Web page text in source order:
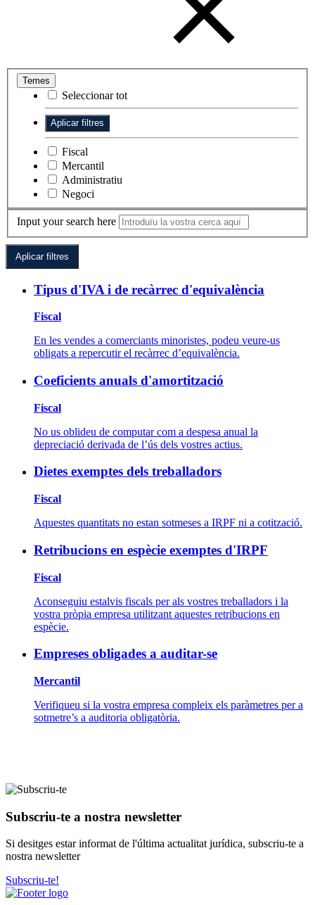
Temes
Seleccionar tot
Fiscal
Mercantil
Administratiu
Negoci
Input your search here
Tipus d'IVA i de recàrrec d'equivalència
Fiscal
En les vendes a comerciants minoristes, podeu veure-us
obligats a repercutir el recàrrec d’equivalència.
Coeficients anuals d'amortització
Fiscal
No us oblideu de computar com a despesa anual la
depreciació derivada de l’ús dels vostres actius.
Dietes exemptes dels treballadors
Fiscal
Aquestes quantitats no estan sotmeses a IRPF ni a cotització.
Retribucions en espècie exemptes d'IRPF
Fiscal
Aconseguiu estalvis fiscals per als vostres treballadors i la
vostra pròpia empresa utilitzant aquestes retribucions en
espècie.
Empreses obligades a auditar-se
Mercantil
Verifiqueu si la vostra empresa compleix els paràmetres per a
sotmetre’s a auditoria obligatòria.
Subscriu-te a nostra newsletter
Si desitges estar informat de l'última actualitat jurídica, subscriu-te a
nostra newsletter
Subscriu-te!